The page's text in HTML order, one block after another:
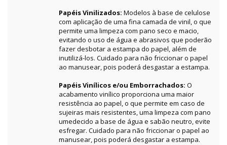
Papéis Vinilizados: Modelos à base de celulose
com aplicação de uma fina camada de vinil, o que
permite uma limpeza com pano seco e macio,
evitando o uso de água e abrasivos que poderão
fazer desbotar a estampa do papel, além de
inutilizá-los. Cuidado para não friccionar o papel
ao manusear, pois poderá desgastar a estampa.
Papéis Vinílicos e/ou Emborrachados: O
acabamento vinílico proporciona uma maior
resistência ao papel, o que permite em caso de
sujeiras mais resistentes, uma limpeza com pano
umedecido a base de água e sabão neutro, evite
esfregar. Cuidado para não friccionar o papel ao
manusear, pois poderá desgastar a estampa.